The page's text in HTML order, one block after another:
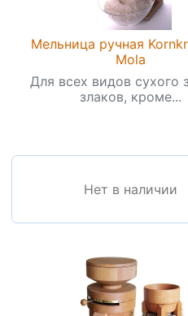
Мельница ручная
Mola
Для всех видов сухого
злаков, кроме...
Нет в наличии